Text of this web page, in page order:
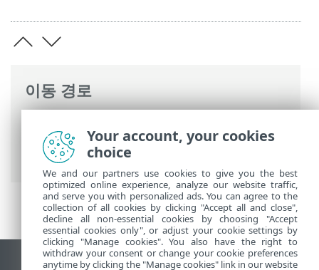
이동 경로
Prem>사양> 지원되는 웹 브라우저, ESET
보안 제품 및 언어
Your account, your cookies
choice
We and our partners use cookies to give you the best
optimized online experience, analyze our website traffic,
and serve you with personalized ads. You can agree to the
collection of all cookies by clicking "Accept all and close",
decline all non-essential cookies by choosing "Accept
essential cookies only", or adjust your cookie settings by
clicking "Manage cookies". You also have the right to
withdraw your consent or change your cookie preferences
anytime by clicking the "Manage cookies" link in our website